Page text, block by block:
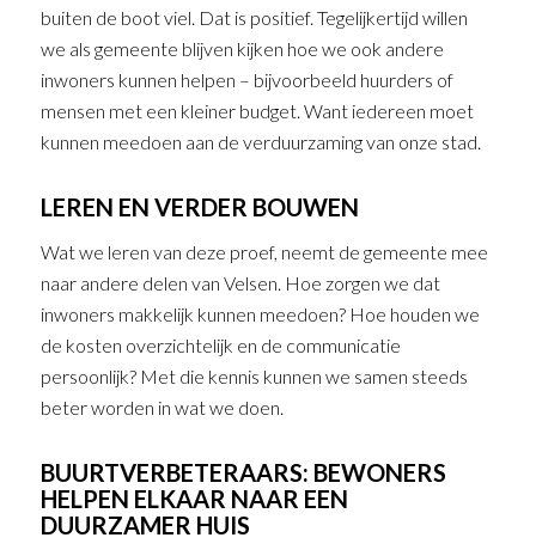
buiten de boot viel. Dat is positief. Tegelijkertijd willen
we als gemeente blijven kijken hoe we ook andere
inwoners kunnen helpen – bijvoorbeeld huurders of
mensen met een kleiner budget. Want iedereen moet
kunnen meedoen aan de verduurzaming van onze stad.
LEREN EN VERDER BOUWEN
Wat we leren van deze proef, neemt de gemeente mee
naar andere delen van Velsen. Hoe zorgen we dat
inwoners makkelijk kunnen meedoen? Hoe houden we
de kosten overzichtelijk en de communicatie
persoonlijk? Met die kennis kunnen we samen steeds
beter worden in wat we doen.
BUURTVERBETERAARS: BEWONERS
HELPEN ELKAAR NAAR EEN
DUURZAMER HUIS